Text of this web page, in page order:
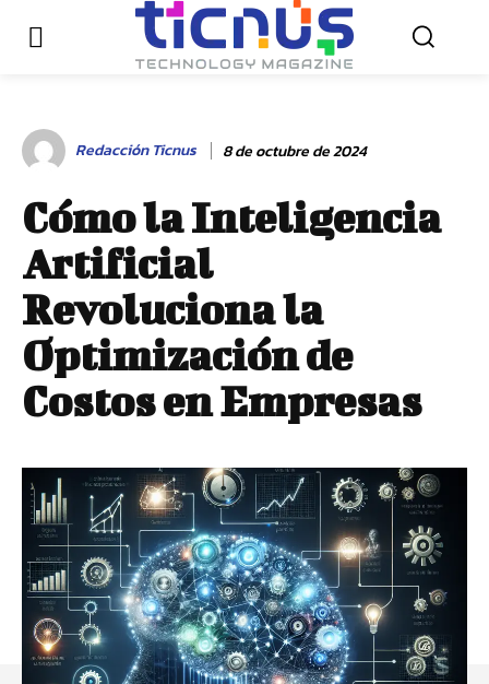
Redacción Ticnus 8 de octubre de 2024
Cómo la Inteligencia
Artificial
Revoluciona la
Optimización de
Costos en Empresas